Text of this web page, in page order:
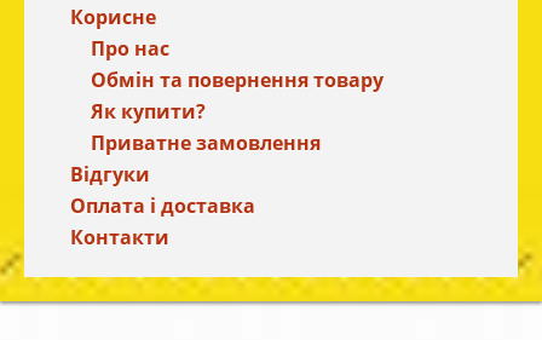
Корисне
Про нас
Обмін та повернення товару
Як купити?
Приватне замовлення
Відгуки
Оплата і доставка
Контакти